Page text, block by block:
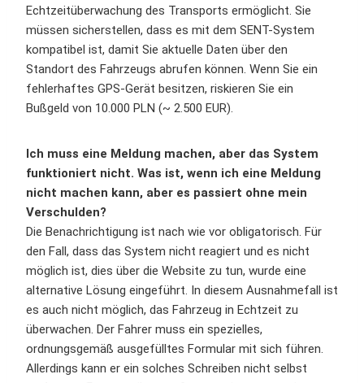
Echtzeitüberwachung des Transports ermöglicht. Sie
müssen sicherstellen, dass es mit dem SENT-System
kompatibel ist, damit Sie aktuelle Daten über den
Standort des Fahrzeugs abrufen können. Wenn Sie ein
fehlerhaftes GPS-Gerät besitzen, riskieren Sie ein
Bußgeld von 10.000 PLN (~ 2.500 EUR).
Ich muss eine Meldung machen, aber das System
funktioniert nicht. Was ist, wenn ich eine Meldung
nicht machen kann, aber es passiert ohne mein
Verschulden?
Die Benachrichtigung ist nach wie vor obligatorisch. Für
den Fall, dass das System nicht reagiert und es nicht
möglich ist, dies über die Website zu tun, wurde eine
alternative Lösung eingeführt. In diesem Ausnahmefall ist
es auch nicht möglich, das Fahrzeug in Echtzeit zu
überwachen. Der Fahrer muss ein spezielles,
ordnungsgemäß ausgefülltes Formular mit sich führen.
Allerdings kann er ein solches Schreiben nicht selbst